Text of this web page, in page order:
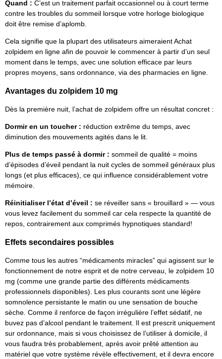
Quand : C’est un traitement parfait occasionnel ou à court terme
contre les troubles du sommeil lorsque votre horloge biologique
doit être remise d’aplomb.
Cela signifie que la plupart des utilisateurs aimeraient Achat
zolpidem en ligne afin de pouvoir le commencer à partir d’un seul
moment dans le temps, avec une solution efficace par leurs
propres moyens, sans ordonnance, via des pharmacies en ligne.
Avantages du zolpidem 10 mg
Dès la première nuit, l’achat de zolpidem offre un résultat concret :
Dormir en un toucher : réduction extrême du temps, avec
diminution des mouvements agités dans le lit.
Plus de temps passé à dormir : sommeil de qualité = moins
d’épisodes d’éveil pendant la nuit cycles de sommeil généraux plus
longs (et plus efficaces), ce qui influence considérablement votre
mémoire.
Réinitialiser l’état d’éveil : se réveiller sans « brouillard » — vous
vous levez facilement du sommeil car cela respecte la quantité de
repos, contrairement aux comprimés hypnotiques standard!
Effets secondaires possibles
Comme tous les autres “médicaments miracles” qui agissent sur le
fonctionnement de notre esprit et de notre cerveau, le zolpidem 10
mg (comme une grande partie des différents médicaments
professionnels disponibles). Les plus courants sont une légère
somnolence persistante le matin ou une sensation de bouche
sèche. Comme il renforce de façon irrégulière l’effet sédatif, ne
buvez pas d’alcool pendant le traitement. Il est prescrit uniquement
sur ordonnance, mais si vous choisissez de l’utiliser à domicile, il
vous faudra très probablement, après avoir prêté attention au
matériel que votre système révèle effectivement, et il devra encore